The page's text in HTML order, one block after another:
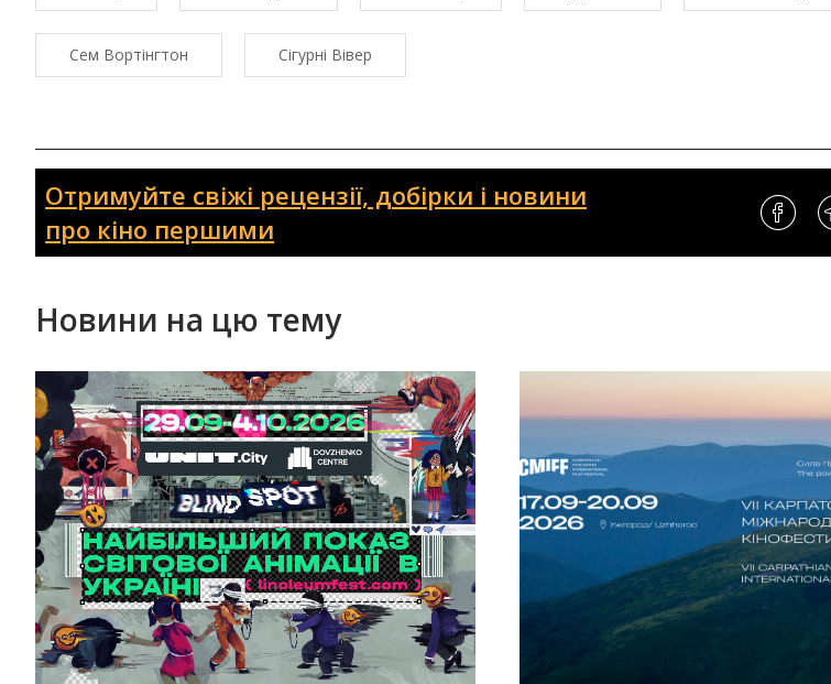
Сем Вортінгтон Сігурні Вівер
Отримуйте свіжі рецензії, добірки і новини
про кіно першими
Новини на цю тему